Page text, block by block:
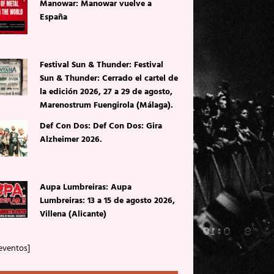
Manowar: Manowar vuelve a
España
Festival Sun & Thunder: Festival
Sun & Thunder: Cerrado el cartel de
la edición 2026, 27 a 29 de agosto,
Marenostrum Fuengirola (Málaga).
Def Con Dos: Def Con Dos: Gira
Alzheimer 2026.
Aupa Lumbreiras: Aupa
Lumbreiras: 13 a 15 de agosto 2026,
Villena (Alicante)